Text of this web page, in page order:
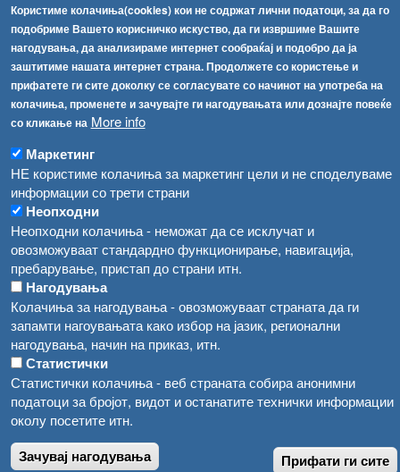
Користиме колачиња(cookies) кои не содржат лични податоци, за да го
подобриме Вашето корисничко искуство, да ги извршиме Вашите
нагодувања, да анализираме интернет сообраќај и подобро да ја
заштитиме нашата интернет страна. Продолжете со користење и
прифатете ги сите доколку се согласувате со начинот на употреба на
колачиња, променете и зачувајте ги нагодувањата или дознајте повеќе
со кликање на More info
Маркетинг
НЕ користиме колачиња за маркетинг цели и не споделуваме
информации со трети страни
Неопходни
Неопходни колачиња - неможат да се исклучат и
овозможуваат стандардно функционирање, навигација,
пребарување, пристап до страни итн.
Нагодувања
Колачиња за нагодувања - овозможуваат страната да ги
запамти нагоувањата како избор на јазик, регионални
нагодувања, начин на приказ, итн.
Статистички
Статистички колачиња - веб страната собира анонимни
податоци за бројот, видот и останатите технички информации
околу посетите итн.
Зачувај нагодувања Прифати ги сите
[АХВ-претходна страна]
Соопштенија
Република Бугарија ги засили официјалните контроли при увоз на свежо овошје и зеленчук
Високите температури ризик од труење со храна, опасни се и за животните
Водата во Гостивар може да се користи како техничка, продолжува испораката на флаширана вода
Во Гостивар спроведени 70 вонредни контроли
Забраната за водата во Гостивар останува на сила, операторите да користат само технички безбедна вода
Навигација
Архива
Регистри
Обрасци
Огласи